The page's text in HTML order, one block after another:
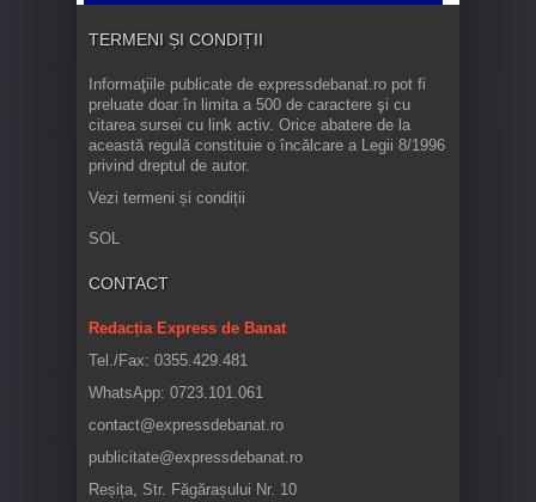
TERMENI ȘI CONDIȚII
Informaţiile publicate de expressdebanat.ro pot fi
preluate doar în limita a 500 de caractere şi cu
citarea sursei cu link activ. Orice abatere de la
această regulă constituie o încălcare a Legii 8/1996
privind dreptul de autor.
Vezi termeni și condiții
SOL
CONTACT
Redacția Express de Banat
Tel./Fax: 0355.429.481
WhatsApp: 0723.101.061
contact@expressdebanat.ro
publicitate@expressdebanat.ro
Reșița, Str. Făgărașului Nr. 10